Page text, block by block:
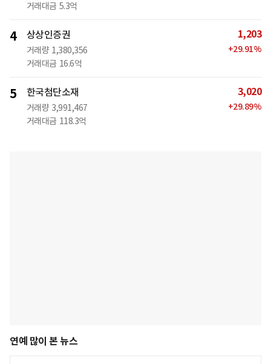
거래대금 5.3억
4 상상인증권
거래량 1,380,356
거래대금 16.6억
1,203
+29.91%
5 한국첨단소재
거래량 3,991,467
거래대금 118.3억
3,020
+29.89%
연예 많이 본 뉴스